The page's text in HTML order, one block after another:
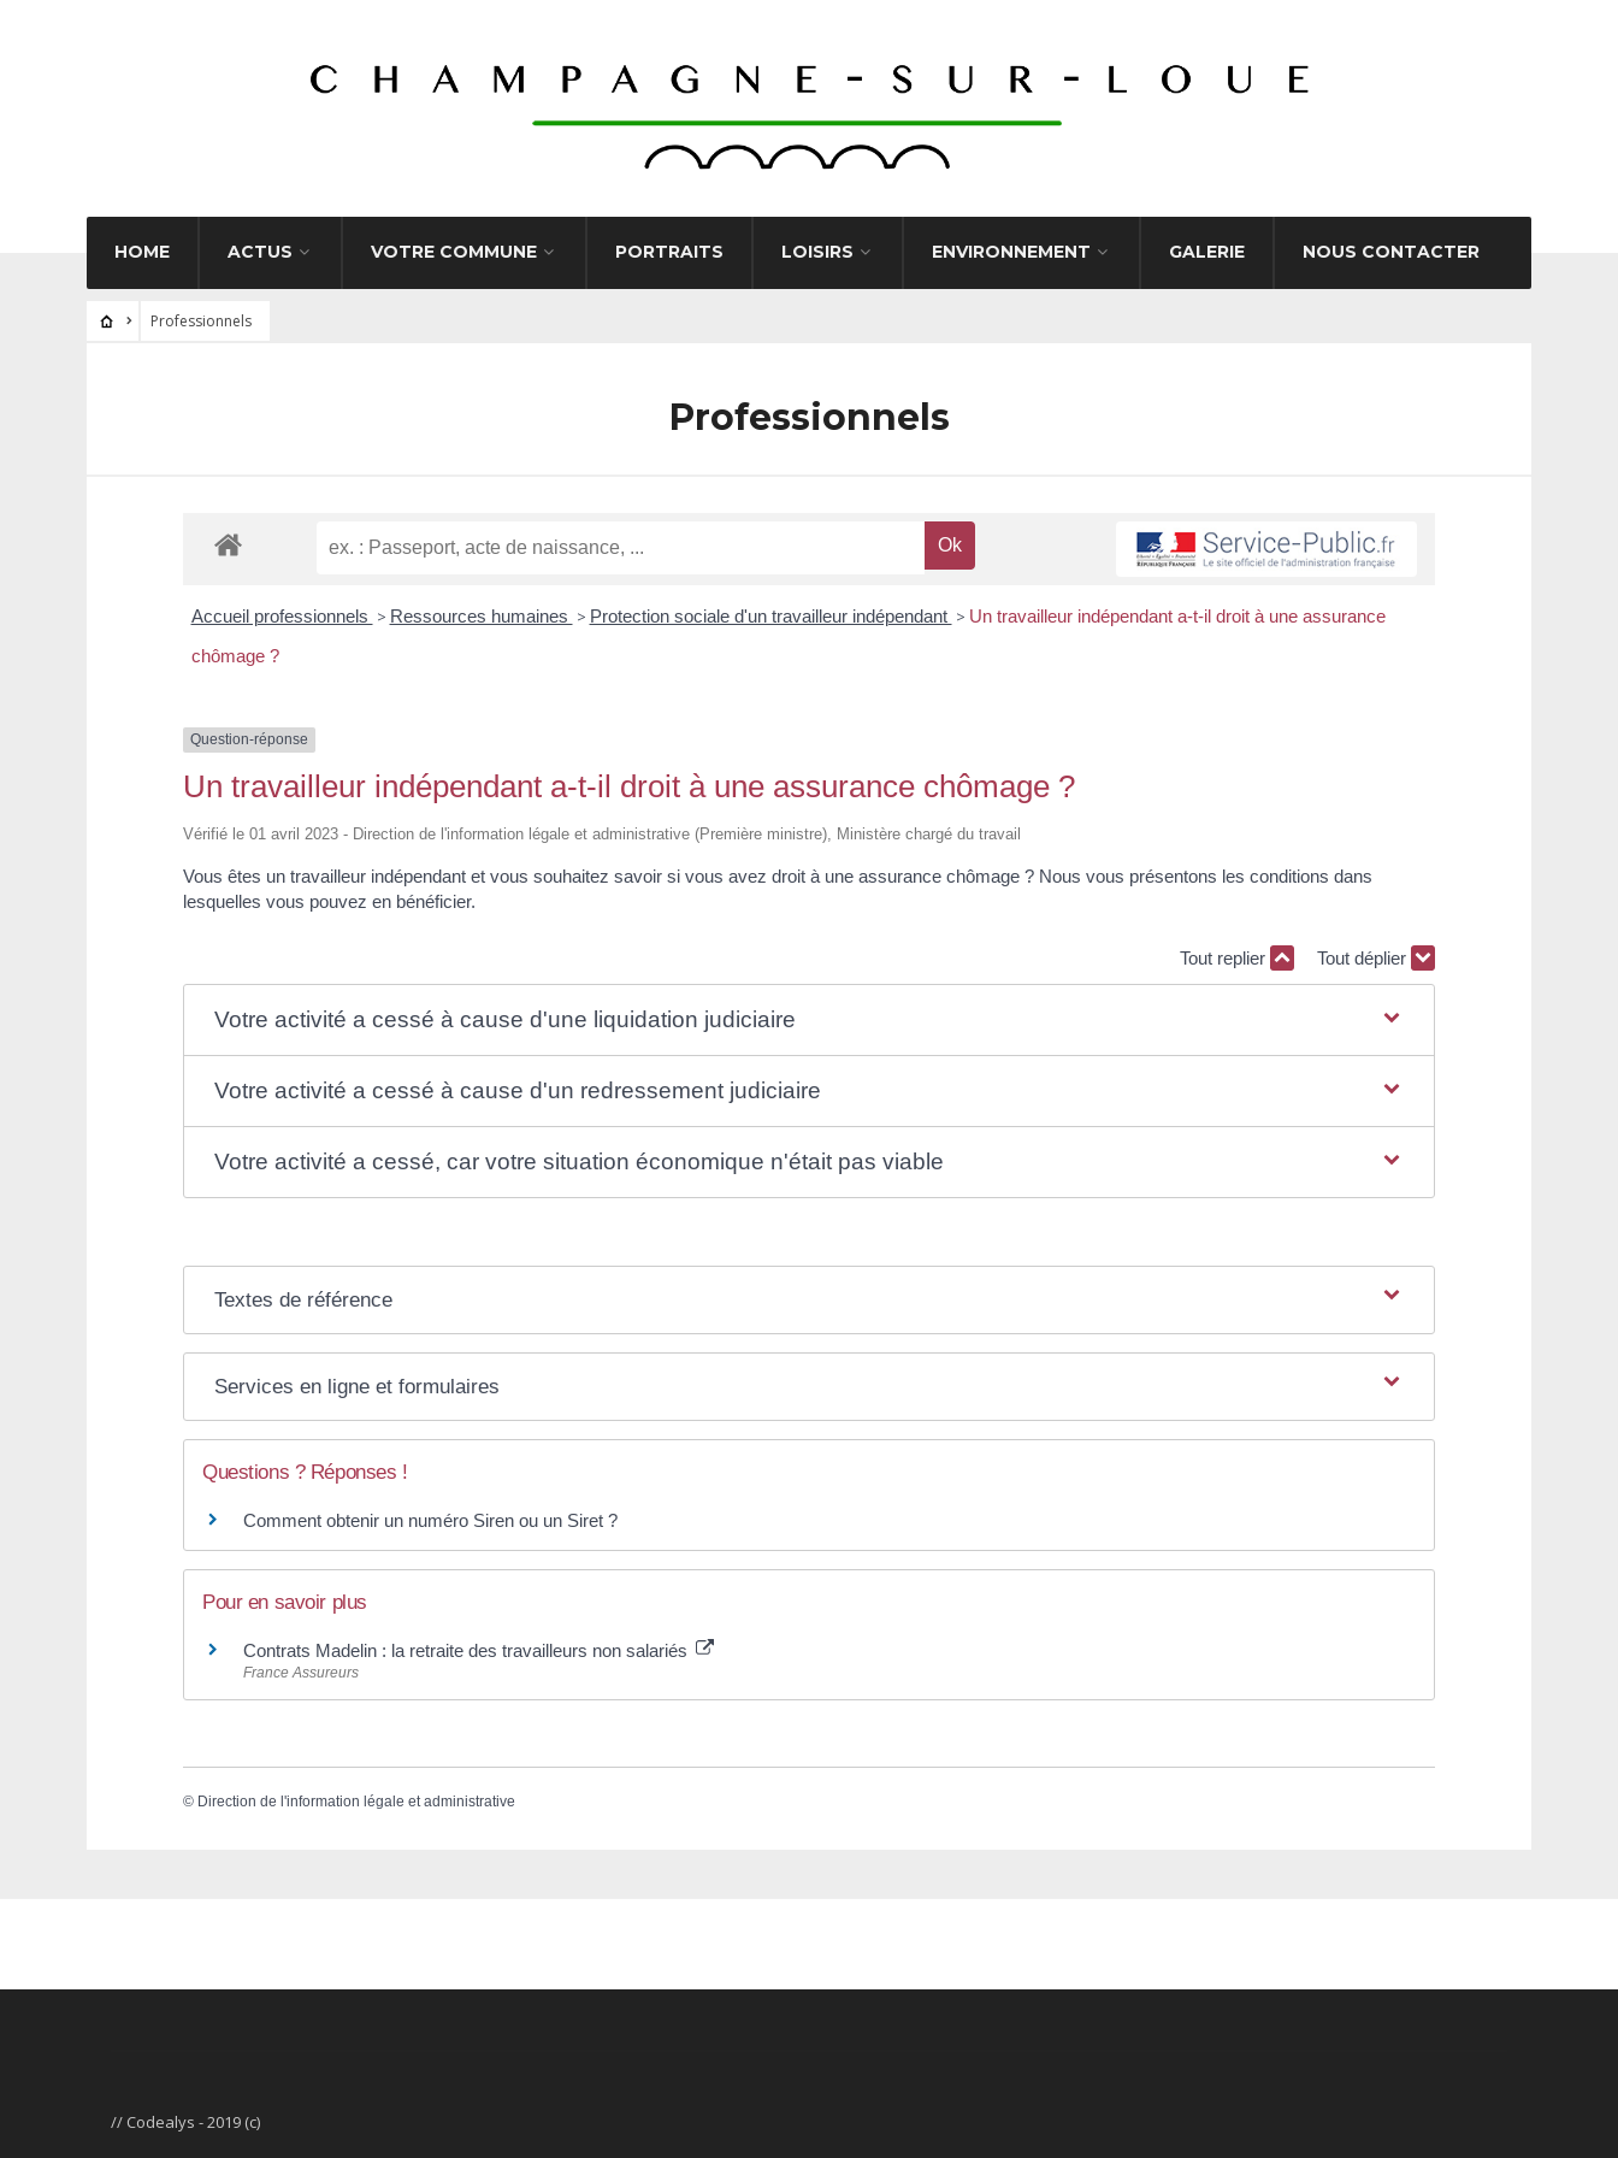
HOME ACTUS VOTRE COMMUNE PORTRAITS LOISIRS ENVIRONNEMENT GALERIE NOUS CONTACTER
Professionnels
Professionnels
Accueil professionnels > Ressources humaines > Protection sociale d'un travailleur indépendant > Un travailleur indépendant a-t-il droit à une assurance
chômage ?
Question-réponse
Un travailleur indépendant a-t-il droit à une assurance chômage ?
Vérifié le 01 avril 2023 - Direction de l'information légale et administrative (Première ministre), Ministère chargé du travail
Vous êtes un travailleur indépendant et vous souhaitez savoir si vous avez droit à une assurance chômage ? Nous vous présentons les conditions dans
lesquelles vous pouvez en bénéficier.
Tout replier Tout déplier
Votre activité a cessé à cause d'une liquidation judiciaire
Votre activité a cessé à cause d'un redressement judiciaire
Votre activité a cessé, car votre situation économique n'était pas viable
Textes de référence
Services en ligne et formulaires
Questions ? Réponses !
Comment obtenir un numéro Siren ou un Siret ?
Pour en savoir plus
Contrats Madelin : la retraite des travailleurs non salariés
France Assureurs
© Direction de l'information légale et administrative
// Codealys - 2019 (c)